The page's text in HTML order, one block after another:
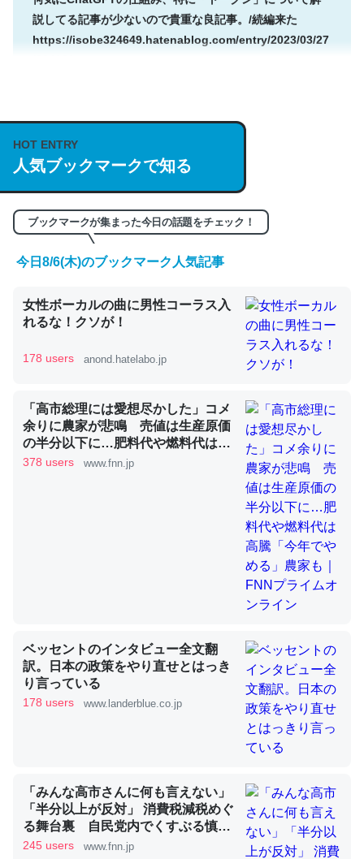
説してる記事が少ないので貴重な良記事。/続編来た
https://isobe324649.hatenablog.com/entry/2023/03/27
ど、短期記憶というには多い分量。進化すればするほど分
かりやすく強くなりそう
─GPTの仕組みと限界についての考察（１） - conceptualization
昆虫ってカルシウム少ないのか。知らんかった。調べたら
─ニュース :: 【研究発表】昆虫学の大問題＝「昆虫はなぜ海にいな
いのか」に関する新仮説
論文では「淡水はカルシウムも酸素も不足してて両方に不
利だから両方が拮抗してるのでは」とあって面白い。海に
いる鋏角類（カブトガニ・ウミグモ）はカルシウムを使わ
ずキチンを強化してる筈だが、酵素が違うのか？
─ニュース :: 【研究発表】昆虫学の大問題＝「昆虫はなぜ海にいな
これを元に考えるとカルシウムを大量に使う脊椎動物と貝
類は苦労してるんだな…。腹足類だと殻を無くしてナメク
─ニュース :: 【研究発表】昆虫学の大問題＝「昆虫はなぜ海にいな
いのか」に関する新仮説
HOT ENTRY
人気ブックマークで知る
ブックマークが集まった今日の話題をチェック！
今日8/6(木)のブックマーク人気記事
女性ボーカルの曲に男性コーラス入
れるな！クソが！
178 users anond.hatelabo.jp
「高市総理には愛想尽かした」コメ
余りに農家が悲鳴 売値は生産原価
の半分以下に…肥料代や燃料代は高
騰「今年でやめる」農家も｜FNNプ
378 users www.fnn.jp
ベッセントのインタビュー全文翻
訳。日本の政策をやり直せとはっき
り言っている
178 users www.landerblue.co.jp
「みんな高市さんに何も言えない」
「半分以上が反対」 消費税減税めぐ
る舞台裏 自民党内でくすぶる慎重
論と本音【スポットライト】｜FNN
245 users www.fnn.jp